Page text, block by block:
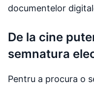
documentelor
De la cine
semnatura
Pentru a procura o